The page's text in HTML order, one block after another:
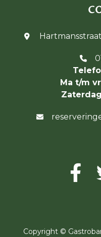
Ma t/m vr
Zaterdag
Copyright ©